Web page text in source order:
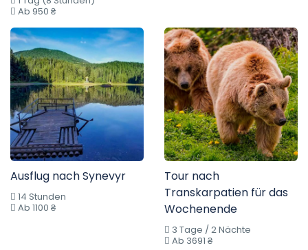
Ab 950 ₴
Ausflug nach Synevyr
14 Stunden
Ab 1100 ₴
Tour nach
Transkarpatien für das
Wochenende
3 Tage / 2 Nächte
Ab 3691 ₴